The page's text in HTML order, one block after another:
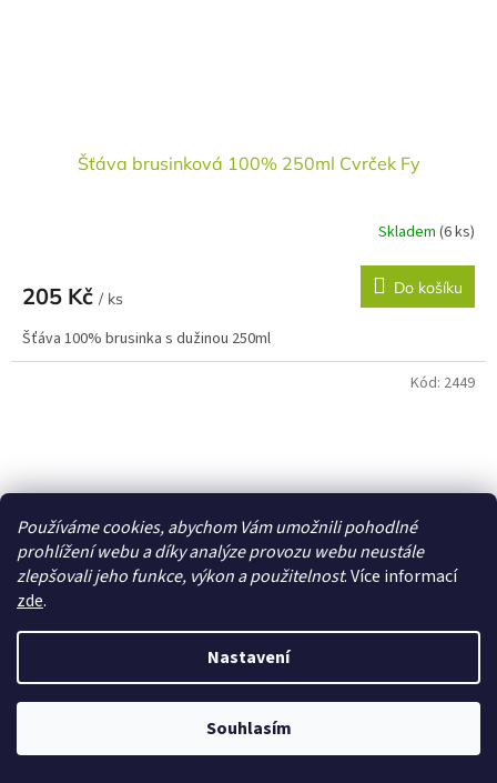
Používáme cookies, abychom Vám umožnili pohodlné
prohlížení webu a díky analýze provozu webu neustále
zlepšovali jeho funkce, výkon a použitelnost. Více informací
zde.
Nastavení
Souhlasím
Šťáva brusinková 100% 250ml Cvrček Fy
Skladem (6 ks)
205 Kč / ks
Do košíku
Šťáva 100% brusinka s dužinou 250ml
Šťáva Rakytník 100% 250ml Cvrček Fy
Kód: 2449